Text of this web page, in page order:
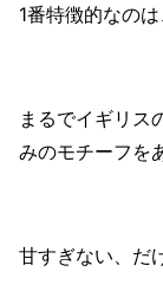
1番特徴的なの
まるでイギリス
みのモチーフを
甘すぎない、だ